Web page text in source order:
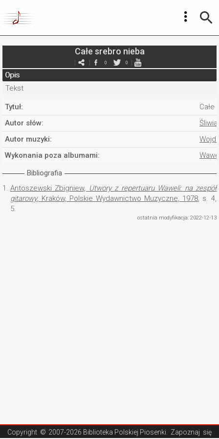
Całe srebro nieba
0 0
Opis
Tekst
Tytuł:
Całe
Autor słów:
Autor muzyki:
Wykonania poza albumami:
Bibliografia
1. Antoszewski Zbigniew, Utwory z repertuaru Waweli: na zespół
gitarowy, Kraków, Polskie Wydawnictwo Muzyczne, 1978, s. 4,
5.
ostatnia modyfikacja: 2022-12-13
Copyright © 2007-2026 Biblioteka Polskiej Piosenki . Zapoznaj się